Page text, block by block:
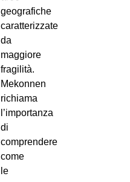
geografiche
caratterizzate
da
maggiore
fragilità.
Mekonnen
richiama
l’importanza
di
comprendere
come
le